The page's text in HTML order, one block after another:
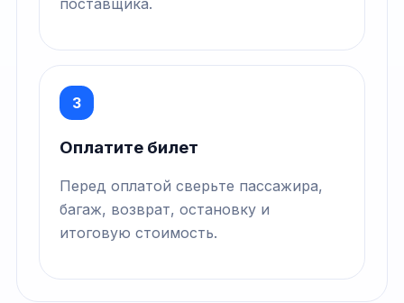
3
Оплатите билет
Перед оплатой сверьте пассажира,
багаж, возврат, остановку и
итоговую стоимость.